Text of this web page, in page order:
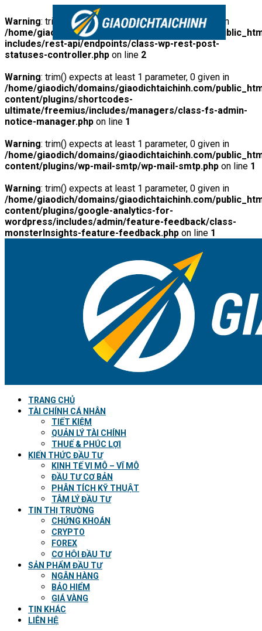
Warning: trim() expects at least 1 parameter, 0 given in
/home/giaodich/domains/giaodichtaichinh.com/
includes/rest-api/endpoints/class-wp-rest-post-
statuses-controller.php on line 2
Warning: trim() expects at least 1 parameter, 0 given in
/home/giaodich/domains/giaodichtaichinh.com/
content/plugins/shortcodes-
ultimate/freemius/includes/managers/class-fs-admin-
notice-manager.php on line 1
Warning: trim() expects at least 1 parameter, 0 given in
/home/giaodich/domains/giaodichtaichinh.com/
content/plugins/wp-mail-smtp/wp-mail-smtp.php on line 1
Warning: trim() expects at least 1 parameter, 0 given in
/home/giaodich/domains/giaodichtaichinh.com/
content/plugins/google-analytics-for-
wordpress/includes/admin/feature-feedback/class-
monsterInsights-feature-feedback.php on line 1
TRANG CHỦ
TÀI CHÍNH CÁ NHÂN
TIẾT KIỆM
QUẢN LÝ TÀI CHÍNH
THUẾ & PHÚC LỢI
KIẾN THỨC ĐẦU TƯ
KINH TẾ VI MÔ – VĨ MÔ
ĐẦU TƯ CƠ BẢN
PHÂN TÍCH KỸ THUẬT
TÂM LÝ ĐẦU TƯ
TIN THỊ TRƯỜNG
CHỨNG KHOÁN
CRYPTO
FOREX
CƠ HỘI ĐẦU TƯ
SẢN PHẨM ĐẦU TƯ
NGÂN HÀNG
BẢO HIỂM
GIÁ VÀNG
TIN KHÁC
LIÊN HỆ